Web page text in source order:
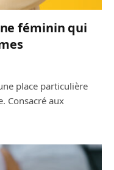
féminin qui
place particulière
Consacré aux